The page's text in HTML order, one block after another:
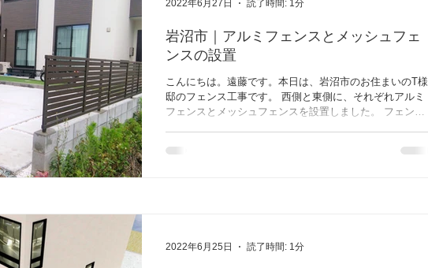
岩沼市｜アルミフェンスとメッシュフェ
ンスの設置
こんにちは。遠藤です。本日は、岩沼市のお住まいのT様
邸のフェンス工事です。 西側と東側に、それぞれアルミ
フェンスとメッシュフェンスを設置しました。 フェンス
(^o^)／...
2022年6月27日 読了時間: 1分
2022年6月25日 読了時間: 1分